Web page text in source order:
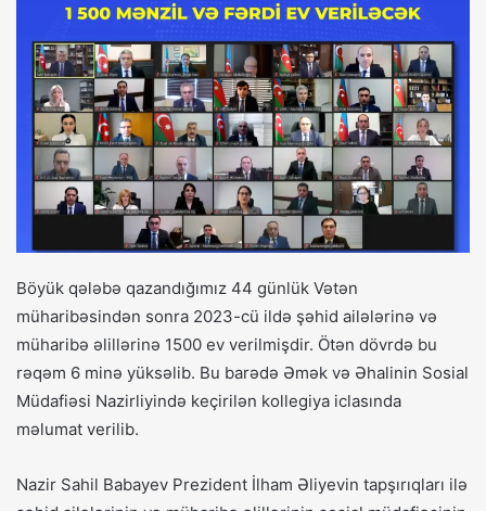
Böyük qələbə qazandığımız 44 günlük Vətən
müharibəsindən sonra 2023-cü ildə şəhid ailələrinə və
müharibə əlillərinə 1500 ev verilmişdir. Ötən dövrdə bu
rəqəm 6 minə yüksəlib. Bu barədə Əmək və Əhalinin Sosial
Müdafiəsi Nazirliyində keçirilən kollegiya iclasında
məlumat verilib.
Nazir Sahil Babayev Prezident İlham Əliyevin tapşırıqları ilə